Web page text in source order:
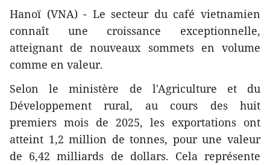
Hanoï (VNA) - Le secteur du café vietnamien
connaît une croissance exceptionnelle,
atteignant de nouveaux sommets en volume
comme en valeur.
Selon le ministère de l'Agriculture et du
Développement rural, au cours des huit
premiers mois de 2025, les exportations ont
atteint 1,2 million de tonnes, pour une valeur
de 6,42 milliards de dollars. Cela représente